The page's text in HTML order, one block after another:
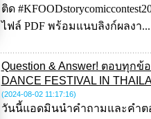
ติด
ไฟล์ PDF พร้อมแนบลิงก์ผลงา...
Question & Answer! ตอบทุกข้
DANCE FESTIVAL IN
(2024-08-02 11:17:16)
วันนี้แอดมินนำคำถามและคำตอ